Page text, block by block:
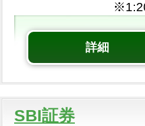
※1:
詳細
SBI証券